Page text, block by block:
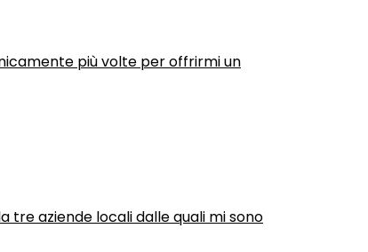
più volte per offrirmi un
tre aziende locali dalle quali mi sono